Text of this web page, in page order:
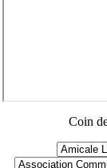
Coin